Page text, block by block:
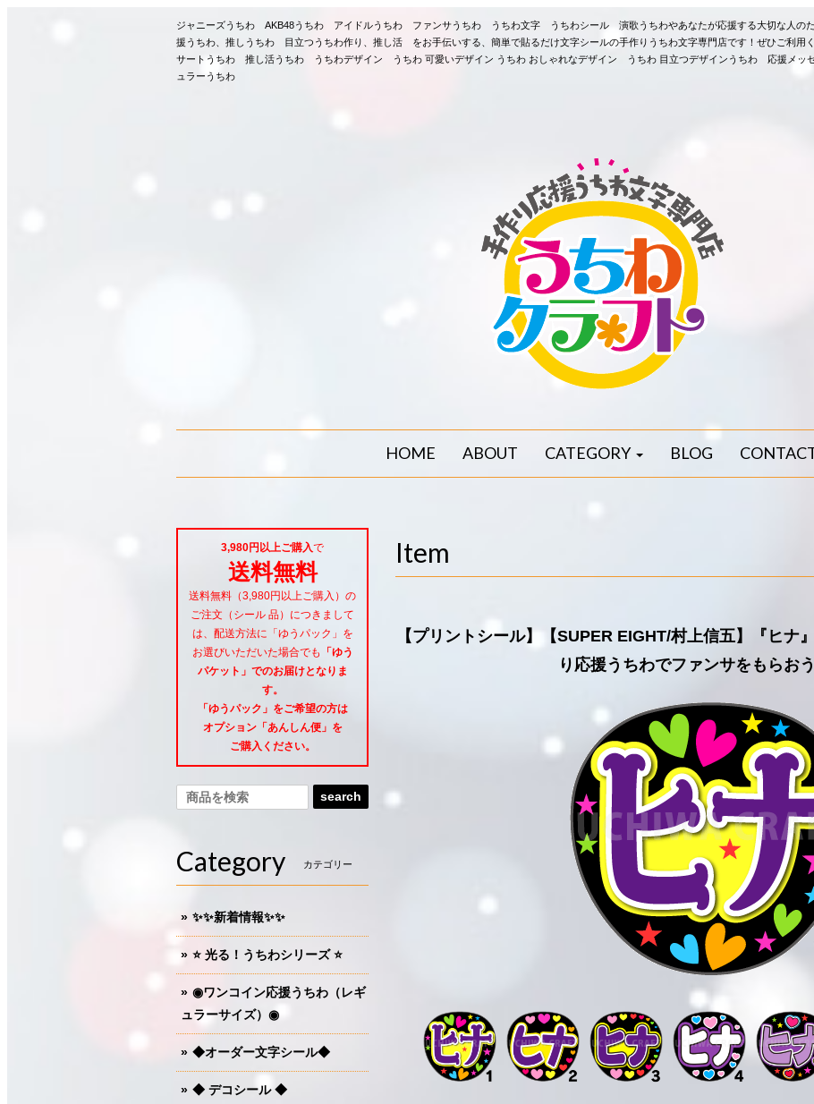
ジャニーズうちわ AKB48うちわ アイドルうちわ ファンサうちわ うちわ文字 うちわシール 演歌うちわやあなたが応援する大切な人の
援うちわ、推しうちわ 目立つうちわ作り、推し活 をお手伝いする、簡単で貼るだけ文字シールの手作りうちわ文字専門店です！ぜひご利
サートうちわ 推し活うちわ うちわデザイン うちわ 可愛いデザイン うちわ おしゃれなデザイン うちわ 目立つデザインうちわ 応援メ
ュラーうちわ
HOME ABOUT CATEGORY BLOG
Item
【プリントシール】【SUPER EIGHT/村上信五】『ヒナ
り応援うちわでファンサをもらお
3,980円以上ご購入で
送料無料
送料無料（3,980円以上ご購入）の
ご注文（シール 品）につきまして
は、配送方法に「ゆうパック」を
お選びいただいた場合でも
「ゆう
パケット」でのお届けとなりま
す。
「ゆうパック」をご希望の方は
オプション「あんしん便」 を
ご購入ください。
search
Category カテゴリー
✨✨新着情報✨✨
⭐️ 光る！うちわシリーズ ⭐️
◉ワンコイン応援うちわ（レギ
ュラーサイズ）◉
◆オーダー文字シール◆
◆ デコシール ◆